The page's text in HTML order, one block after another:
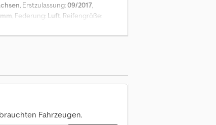
, Erstzulassung:09/2017,
, Federung: Luft, Reifengröße:
französische Curtainsider-
Fahrt, Hecktüren, Schiebeverdeck
geschlossenes Palettenfach für
Fahrzeugen.